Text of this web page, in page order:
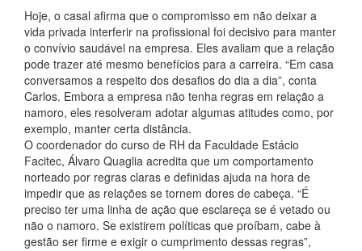
Hoje, o casal afirma que o compromisso em não deixar a
vida privada interferir na profissional foi decisivo para manter
o convívio saudável na empresa. Eles avaliam que a relação
pode trazer até mesmo benefícios para a carreira. “Em casa
conversamos a respeito dos desafios do dia a dia”, conta
Carlos. Embora a empresa não tenha regras em relação a
namoro, eles resolveram adotar algumas atitudes como, por
exemplo, manter certa distância.
O coordenador do curso de RH da Faculdade Estácio
Facitec, Álvaro Quaglia acredita que um comportamento
norteado por regras claras e definidas ajuda na hora de
impedir que as relações se tornem dores de cabeça. “É
preciso ter uma linha de ação que esclareça se é vetado ou
não o namoro. Se existirem políticas que proíbam, cabe à
gestão ser firme e exigir o cumprimento dessas regras”,